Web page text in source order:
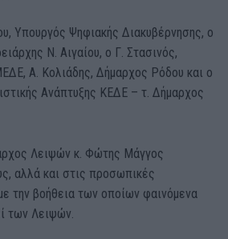
Υπουργός Ψηφιακής Διακυβέρνησης, ο
Ν. Αιγαίου, ο Γ. Στασινός,
Α. Κολιάδης, Δήμαρχος Ρόδου και ο
Ανάπτυξης ΚΕΔΕ – τ. Δήμαρχος
Λειψών κ. Φώτης Μάγγος
αλλά και στις προσωπικές
την βοήθεια των οποίων φαινόμενα
των Λειψών.